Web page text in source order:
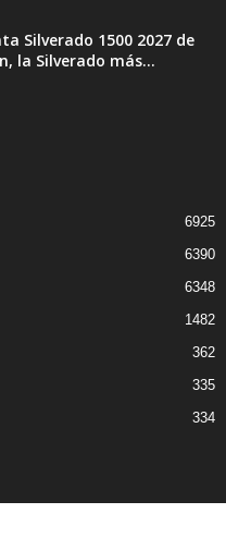
Silverado 1500 2027 de
la Silverado más...
6925
6390
6348
1482
362
335
334